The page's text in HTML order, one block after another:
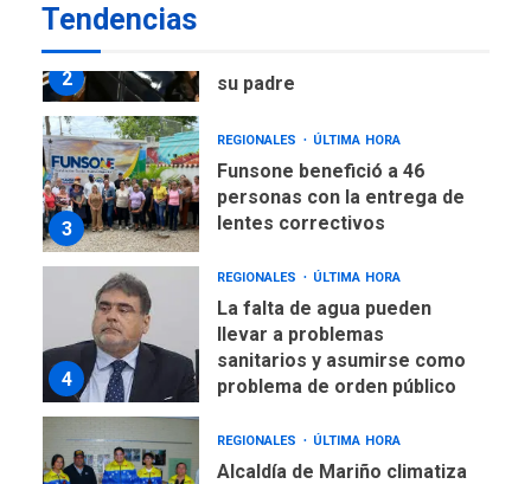
Tendencias
2
su padre
3
REGIONALES ÚLTIMA HORA
Funsone benefició a 46
personas con la entrega de
lentes correctivos
4
REGIONALES ÚLTIMA HORA
La falta de agua pueden
llevar a problemas
sanitarios y asumirse como
problema de orden público
REGIONALES ÚLTIMA HORA
Alcaldía de Mariño climatiza